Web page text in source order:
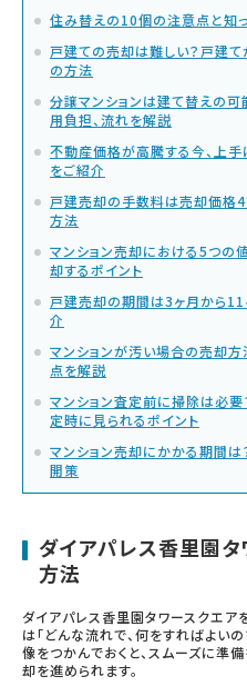
住み替えの10個の注意点と知
戸建ての売却は難しい？戸建
の方法
分譲マンションは建て替えの
用負担、流れを解説
不動産価格が高騰する今、上
をご紹介
戸建売却の手数料は売却価格
方法
マンション売却における5つの
却するポイント
戸建売却の期間は3ヶ月から11
介
マンションが汚い場合の売却
点を解説
マンション査定前に掃除は必
定時に見られるポイント
マンション売却にかかる期間
開策
ダイアパレス香里園
方法
ダイアパレス香里園タワースクエア
は「どんな流れで、何をすればよい
像をつかんでおくと、スムーズに準
却を進められます。